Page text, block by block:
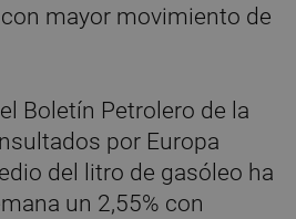
mayor movimiento de
Boletín Petrolero de la
por Europa
del litro de gasóleo ha
un 2,55% con